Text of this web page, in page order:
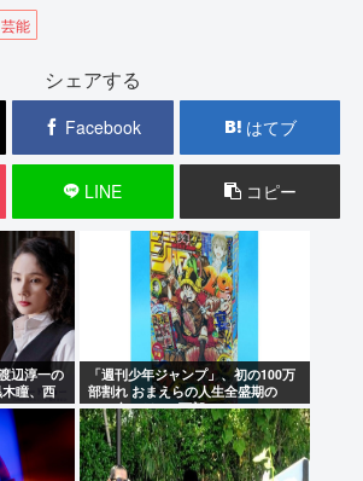
芸能
シェアする
Facebook はてブ
LINE コピー
辺淳一の
瞳、西
「週刊少年ジャンプ」、初の100万
部割れ おまえらの人生全盛期の
1994年には653万部